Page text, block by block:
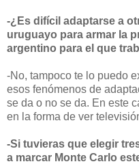
-¿Es difícil adaptarse a
uruguayo para armar la
argentino para el que
-No, tampoco te lo puedo
esos fenómenos de
se da o no se da. En este
en la forma de ver
-Si tuvieras que elegir
a marcar Monte Carlo